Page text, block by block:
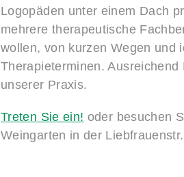
Logopäden unter einem Dach
mehrere therapeutische
wollen, von kurzen Wegen und
Therapieterminen.
unserer Praxis.
Treten Sie ein! oder besuchen
Weingarten in der